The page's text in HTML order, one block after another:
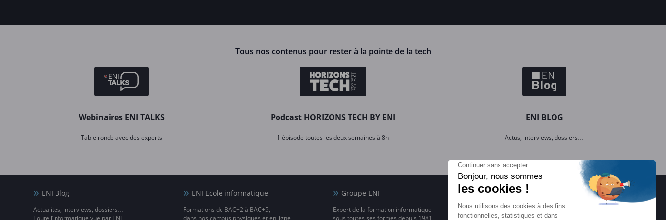
Tous nos contenus pour rester à la pointe de la tech
Webinaires ENI TALKS
Table ronde avec des experts
Podcast HORIZONS TECH BY ENI
1 épisode toutes les deux semaines à 8h
ENI BLOG
Actus, interviews, dossiers…
ENI Blog
Actualités, interviews, dossiers…
Toute l’informatique vue par ENI
ENI Ecole informatique
Formations de BAC+2 à BAC+5,
dans nos campus physiques et en ligne
Groupe ENI
Expert de la formation informatique
sous toutes ses formes depuis 1981